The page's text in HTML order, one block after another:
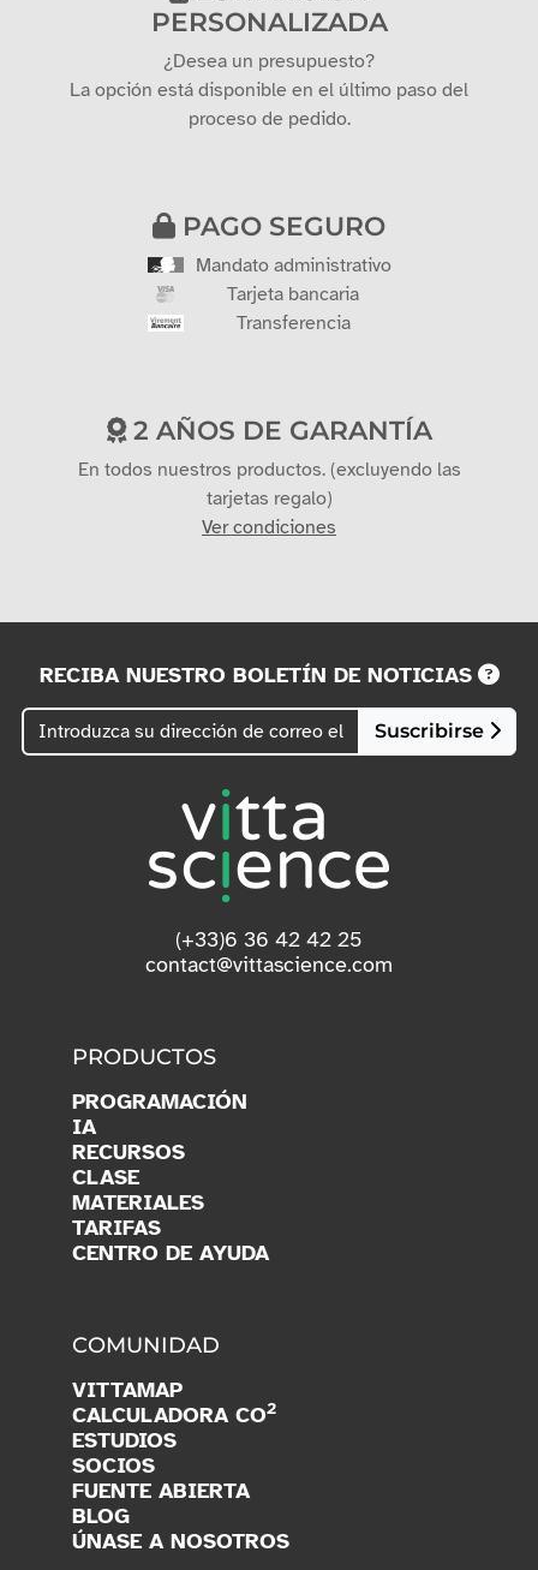
PERSONALIZADA
¿Desea un presupuesto?
La opción está disponible en el último paso del
proceso de pedido.
PAGO SEGURO
Mandato administrativo
Tarjeta bancaria
Transferencia
2 AÑOS DE GARANTÍA
En todos nuestros productos. (excluyendo las
tarjetas regalo)
Ver condiciones
RECIBA NUESTRO BOLETÍN DE NOTICIAS
Suscribirse
(+33)6 36 42 42 25
contact@vittascience.com
PRODUCTOS
PROGRAMACIÓN
IA
RECURSOS
CLASE
MATERIALES
TARIFAS
CENTRO DE AYUDA
COMUNIDAD
VITTAMAP
CALCULADORA CO2
ESTUDIOS
SOCIOS
FUENTE ABIERTA
BLOG
ÚNASE A NOSOTROS